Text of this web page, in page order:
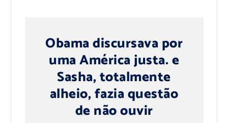
Obama discursava por
uma América justa. e
Sasha, totalmente
alheio, fazia questão
de não ouvir